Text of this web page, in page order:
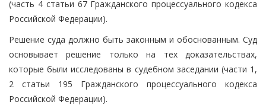
(часть 4 статьи 67 Гражданского процессуального кодекса
Российской Федерации).
Решение суда должно быть законным и обоснованным. Суд
основывает решение только на тех доказательствах,
которые были исследованы в судебном заседании (части 1,
2 статьи 195 Гражданского процессуального кодекса
Российской Федерации).